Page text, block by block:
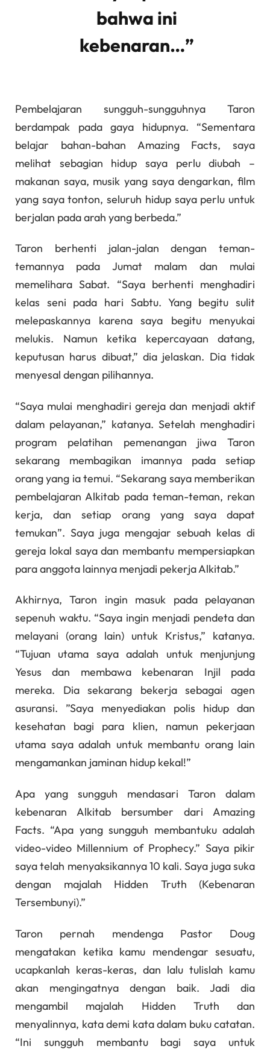
bahwa ini
kebenaran…”
Pembelajaran sungguh-sungguhnya Taron
berdampak pada gaya hidupnya. “Sementara
belajar bahan-bahan Amazing Facts, saya
melihat sebagian hidup saya perlu diubah –
makanan saya, musik yang saya dengarkan, film
yang saya tonton, seluruh hidup saya perlu untuk
berjalan pada arah yang berbeda.”
Taron berhenti jalan-jalan dengan teman-
temannya pada Jumat malam dan mulai
memelihara Sabat. “Saya berhenti menghadiri
kelas seni pada hari Sabtu. Yang begitu sulit
melepaskannya karena saya begitu menyukai
melukis. Namun ketika kepercayaan datang,
keputusan harus dibuat,” dia jelaskan. Dia tidak
menyesal dengan pilihannya.
“Saya mulai menghadiri gereja dan menjadi aktif
dalam pelayanan,” katanya. Setelah menghadiri
program pelatihan pemenangan jiwa Taron
sekarang membagikan imannya pada setiap
orang yang ia temui. “Sekarang saya memberikan
pembelajaran Alkitab pada teman-teman, rekan
kerja, dan setiap orang yang saya dapat
temukan”. Saya juga mengajar sebuah kelas di
gereja lokal saya dan membantu mempersiapkan
para anggota lainnya menjadi pekerja Alkitab.”
Akhirnya, Taron ingin masuk pada pelayanan
sepenuh waktu. “Saya ingin menjadi pendeta dan
melayani (orang lain) untuk Kristus,” katanya.
“Tujuan utama saya adalah untuk menjunjung
Yesus dan membawa kebenaran Injil pada
mereka. Dia sekarang bekerja sebagai agen
asuransi. ”Saya menyediakan polis hidup dan
kesehatan bagi para klien, namun pekerjaan
utama saya adalah untuk membantu orang lain
mengamankan jaminan hidup kekal!”
Apa yang sungguh mendasari Taron dalam
kebenaran Alkitab bersumber dari Amazing
Facts. “Apa yang sungguh membantuku adalah
video-video Millennium of Prophecy.” Saya pikir
saya telah menyaksikannya 10 kali. Saya juga suka
dengan majalah Hidden Truth (Kebenaran
Tersembunyi).”
Taron pernah mendenga Pastor Doug
mengatakan ketika kamu mendengar sesuatu,
ucapkanlah keras-keras, dan lalu tulislah kamu
akan mengingatnya dengan baik. Jadi dia
mengambil majalah Hidden Truth dan
menyalinnya, kata demi kata dalam buku catatan.
“Ini sungguh membantu bagi saya untuk